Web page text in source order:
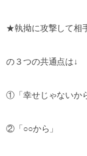
★執拗に攻撃して相
の３つの共通点は↓
①「幸せじゃないか
②「○○から」